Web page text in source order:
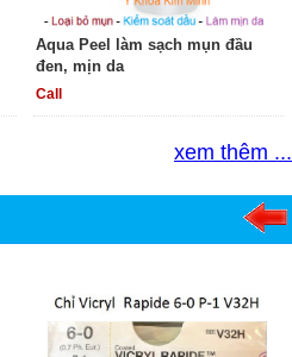
Aqua Peel làm sạch mụn đầu
đen, mịn da
Call
xem thêm ...